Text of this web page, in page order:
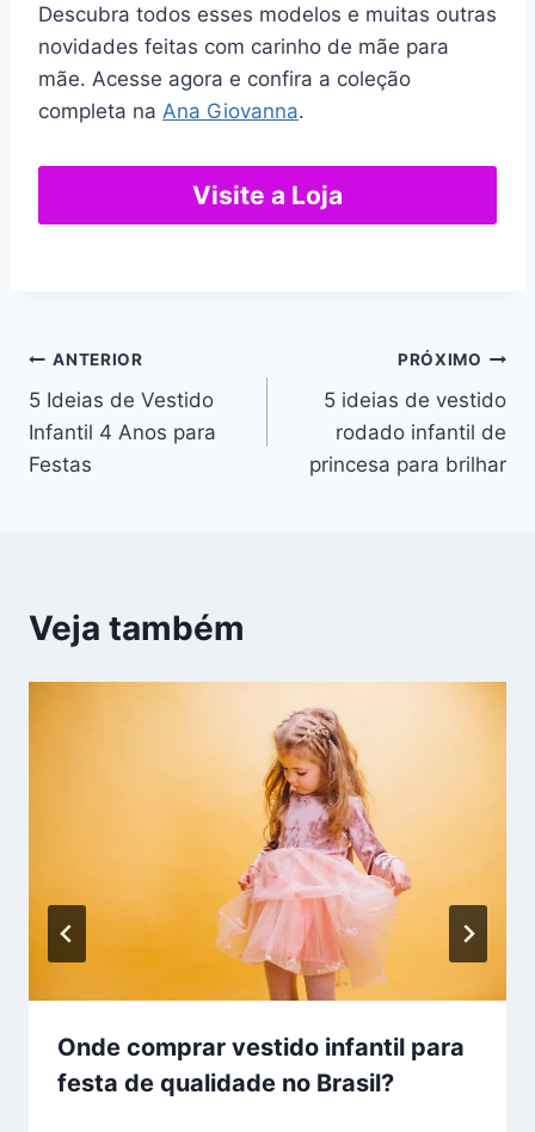
Descubra todos esses modelos e muitas outras
novidades feitas com carinho de mãe para
mãe. Acesse agora e confira a coleção
completa na Ana Giovanna.
Visite a Loja
Navegação
de
Post
ANTERIOR
5 Ideias de Vestido
Infantil 4 Anos para
Festas
PRÓXIMO
5 ideias de vestido
rodado infantil de
princesa para brilhar
Veja também
Onde comprar vestido infantil para
festa de qualidade no Brasil?